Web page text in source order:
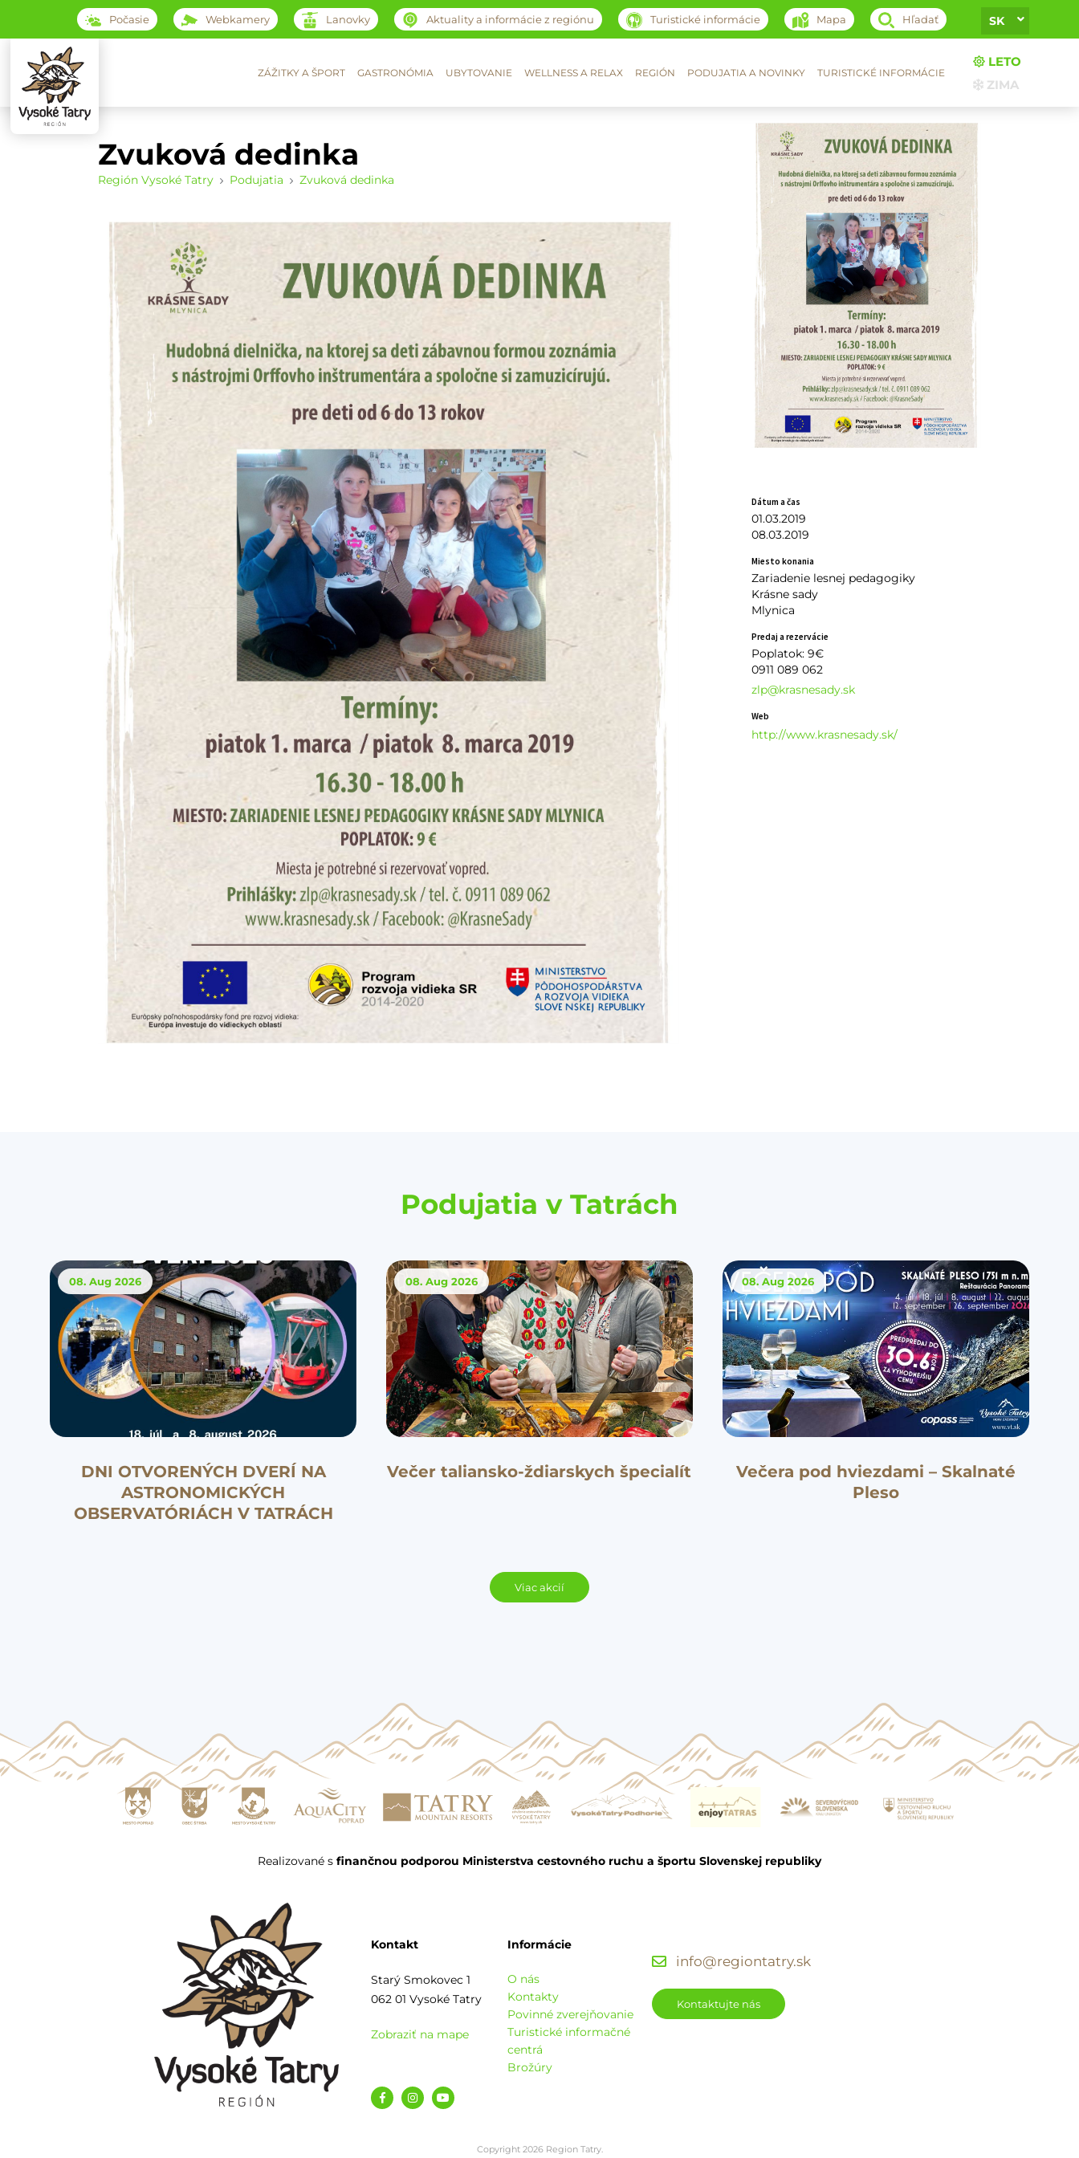
Počasie Webkamery Lanovky Aktuality a informácie z regiónu Turistické informácie Mapa Hľadať SK
ZÁŽITKY A ŠPORT GASTRONÓMIA UBYTOVANIE WELLNESS A RELAX REGIÓN PODUJATIA A NOVINKY TURISTICKÉ INFORMÁCIE
LETO
ZIMA
Zvuková dedinka
Región Vysoké Tatry Podujatia Zvuková dedinka
Dátum a čas
01.03.2019
08.03.2019
Miesto konania
Zariadenie lesnej pedagogiky
Krásne sady
Mlynica
Predaj a rezervácie
Poplatok: 9€
0911 089 062
zlp@krasnesady.sk
Web
http://www.krasnesady.sk/
Podujatia v Tatrách
08. Aug 2026
DNI OTVORENÝCH DVERÍ NA
ASTRONOMICKÝCH
OBSERVATÓRIÁCH V TATRÁCH
08. Aug2026
Večer taliansko-ždiarskych špecialít
08. Aug2026
Večera pod hviezdami – Skalnaté
Pleso
Viac akcií
Realizované s finančnou podporou Ministerstva cestovného ruchu a športu Slovenskej republiky
Kontakt
Starý Smokovec 1
062 01 Vysoké Tatry
Zobraziť na mape
Informácie
O nás
Kontakty
Povinné zverejňovanie
Turistické informačné
centrá
Brožúry
info@regiontatry.sk
Kontaktujte nás
Copyright 2026 Region Tatry.